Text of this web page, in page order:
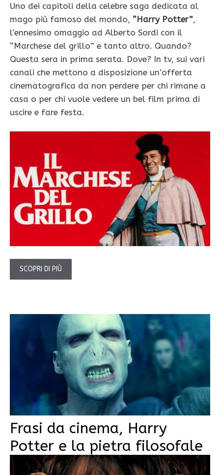
Uno dei capitoli della celebre saga dedicata al
mago più famoso del mondo, “Harry Potter”,
l’ennesimo omaggio ad Alberto Sordi con il
“Marchese del grillo” e tanto altro. Quando?
Questa sera in prima serata. Dove? In tv, sui vari
canali che mettono a disposizione un’offerta
cinematografica da non perdere per chi rimane a
casa o per chi vuole vedere un bel film prima di
uscire e fare festa.
SCOPRI DI PIÙ
Frasi da cinema, Harry
Potter e la pietra filosofale